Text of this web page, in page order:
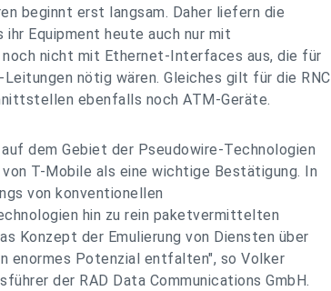
beginnt erst langsam. Daher liefern die
Equipment heute auch nur mit
nicht mit Ethernet-Interfaces aus, die für
Leitungen nötig wären. Gleiches gilt für die RNC
ebenfalls noch ATM-Geräte.
dem Gebiet der Pseudowire-Technologien
T-Mobile als eine wichtige Bestätigung. In
von konventionellen
hin zu rein paketvermittelten
Konzept der Emulierung von Diensten über
enormes Potenzial entfalten", so Volker
der RAD Data Communications GmbH.